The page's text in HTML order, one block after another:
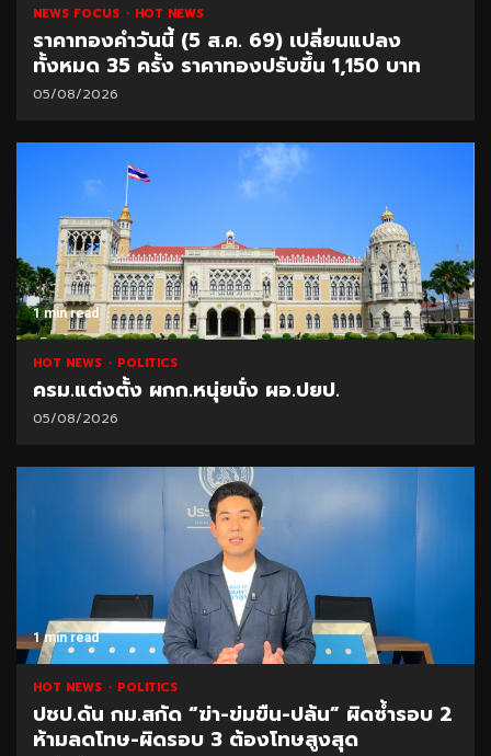
NEWS FOCUS HOT NEWS
ราคาทองคำวันนี้ (5 ส.ค. 69) เปลี่ยนแปลง
ทั้งหมด 35 ครั้ง ราคาทองปรับขึ้น 1,150 บาท
05/08/2026
1 min read
HOT NEWS POLITICS
ครม.แต่งตั้ง ผกก.หนุ่ยนั่ง ผอ.ปยป.
05/08/2026
1 min read
HOT NEWS POLITICS
ปชป.ดัน กม.สกัด “ฆ่า-ข่มขืน-ปล้น” ผิดซ้ำรอบ 2
ห้ามลดโทษ-ผิดรอบ 3 ต้องโทษสูงสุด